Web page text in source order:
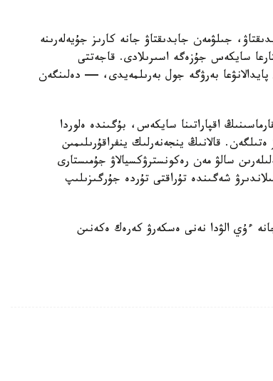
جىلۋمەن جابدىقتاۋ جانە كارىز جۇيەلەرىنە
سايكەس جۇزەگە اسىرىلادى. قاجەتتى
بەرۋگە جول بەرىلمەيدى، — دەلىنگەن
اقپاراتىنا سايكەس، بۇگىندە ەلوردا
اۋىزسۋمەن 100 پايىز قامتاماسىز ەتىلگەن. قالانىڭ ينجەنەرلىك ينفراقۇرىلىمىن
سالۋ مەن رەكونسترۋكسيالاۋ جۇمىستارى
شەگىندە تۇراقتى تۇردە جۇرگىزىلىپ
ءۇي الۋدا نەنى ەسكەرۋ كەرەك ەكەنىن